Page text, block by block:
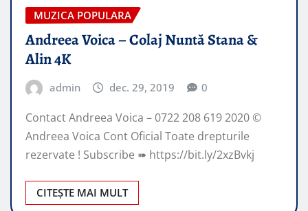
MUZICA POPULARA
Andreea Voica – Colaj Nuntă Stana &
Alin 4K
admin dec. 29, 2019 0
Contact Andreea Voica – 0722 208 619 2020 ©
Andreea Voica Cont Oficial Toate drepturile
rezervate ! Subscribe ➠ https://bit.ly/2xzBvkj
CITEȘTE MAI MULT